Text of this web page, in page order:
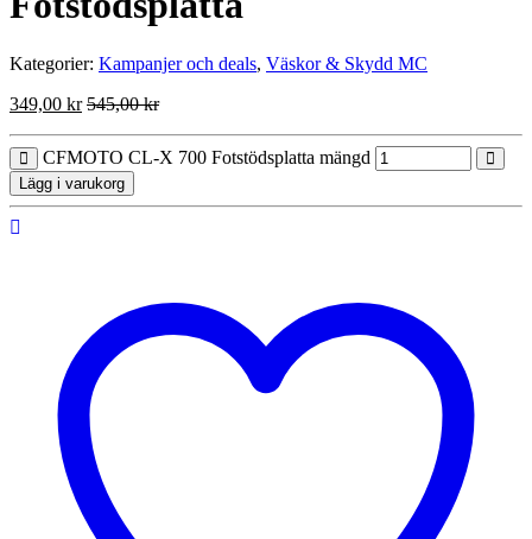
Kategorier: Kampanjer och deals, Väskor & Skydd MC
349,00 kr 545,00kr
CFMOTO CL-X 700 Fotstödsplatta mängd
Lägg i varukorg